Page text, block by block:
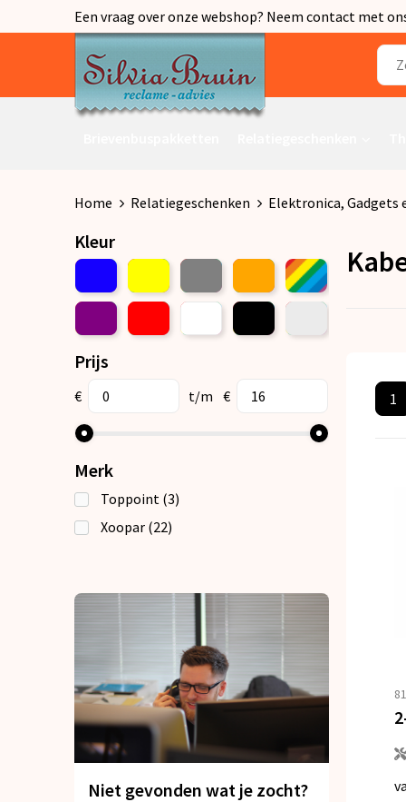
Een vraag over onze webshop? Neem contact met
Home Relatiegeschenken Elektronica, Gadgets
Kleur
Prijs
€ t/m €
Merk
Toppoint (3)
Xoopar (22)
Niet gevonden wat je zocht?
1